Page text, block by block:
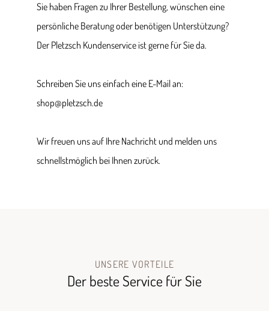
Sie haben Fragen zu Ihrer Bestellung, wünschen eine
persönliche Beratung oder benötigen Unterstützung?
Der Pletzsch Kundenservice ist gerne für Sie da.
Schreiben Sie uns einfach eine E-Mail an:
shop@pletzsch.de
Wir freuen uns auf Ihre Nachricht und melden uns
schnellstmöglich bei Ihnen zurück.
UNSERE VORTEILE
Der beste Service für Sie